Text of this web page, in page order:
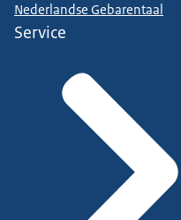
Nederlandse Gebarentaal
Service